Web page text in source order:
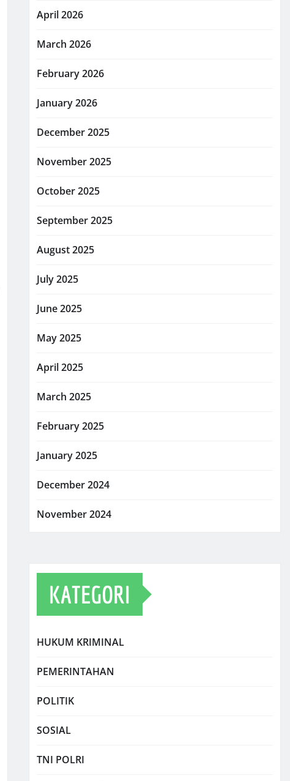
April 2026
March 2026
February 2026
January 2026
December 2025
November 2025
October 2025
September 2025
August 2025
July 2025
June 2025
May 2025
April 2025
March 2025
February 2025
January 2025
December 2024
November 2024
KATEGORI
HUKUM KRIMINAL
PEMERINTAHAN
POLITIK
SOSIAL
TNI POLRI